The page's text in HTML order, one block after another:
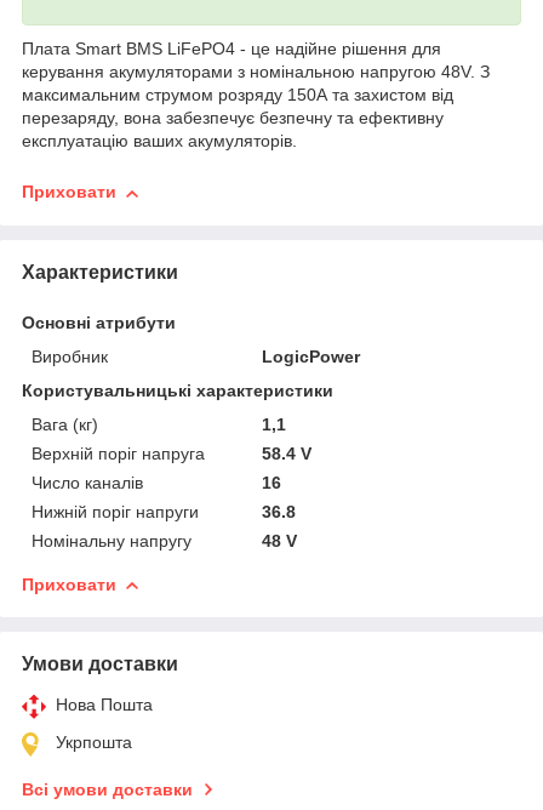
Плата Smart BMS LiFePO4 - це надійне рішення для
керування акумуляторами з номінальною напругою 48V. З
максимальним струмом розряду 150А та захистом від
перезаряду, вона забезпечує безпечну та ефективну
експлуатацію ваших акумуляторів.
Приховати
Характеристики
Основні атрибути
Виробник
LogicPower
Користувальницькі характеристики
Вага (кг)
1,1
Верхній поріг напруга
58.4 V
Число каналів
16
Нижній поріг напруги
36.8
Номінальну напругу
48 V
Приховати
Умови доставки
Нова Пошта
Укрпошта
Всі умови доставки